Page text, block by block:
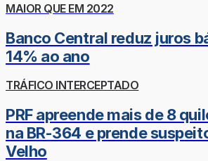
MAIOR QUE EM 2022
Banco Central reduz juros
14% ao ano
TRÁFICO INTERCEPTADO
PRF apreende mais de 8
na BR-364 e prende
Velho